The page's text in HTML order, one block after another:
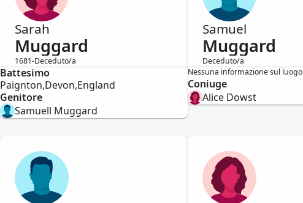
Sarah
Muggard
1681-Deceduto/a
Femmina
Battesimo
Paignton,Devon,England
Genitore
Samuell Muggard
Samuel
Muggard
Deceduto/a
Maschio
Nessuna informazione sul luogo
Coniuge
Alice Dowst